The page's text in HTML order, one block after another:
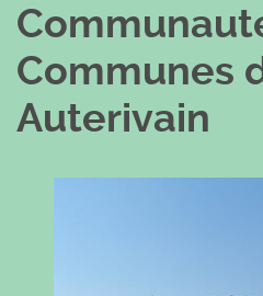
Communes
Auterivain